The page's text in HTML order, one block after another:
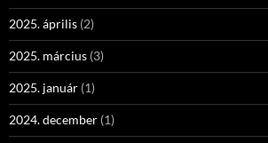
2025. április (2)
2025. március (3)
2025. január (1)
2024. december (1)